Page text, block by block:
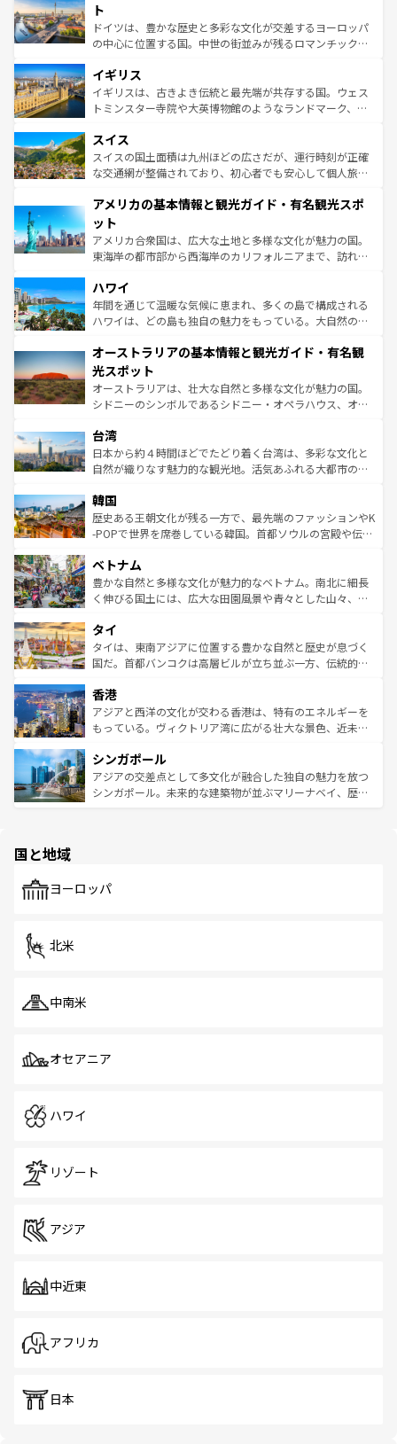
ンテンツ一覧 を参照してほしい。
聖堂、美しいビーチ、そして豊かな自然が、訪れる者を心
から魅了する。また、フランスは美食の国としても知ら
れ、フランス料理はユネスコ無形文化遺産にも登録されて
香り高いラベンダー畑など、多彩な楽しみ方が可能だ。さ
らに、パリ以外の地域にも魅力が溢れており、どの街角に
も豊かな歴史と文化が息づいている。パリ以外の個性あふ
を参照してほしい。
ト
ドイツは、豊かな歴史と多彩な文化が交差するヨーロッパ
の中心に位置する国。中世の街並みが残るロマンチック街
顔を持つこの国は、どこを歩いても飽きることがない。ベ
ルリンの文化的活気、バイエルン州のアルプスの絶景、そ
してライン川沿いのワイン畑といった風景は必見。ビール
は、お酒好きな人にはぜひ体験してほしい。 なお、新着の
ドイツ情報はコンテンツ一覧を参照してほしい。
イギリス
イギリスは、古きよき伝統と最先端が共存する国。ウェス
トミンスター寺院や大英博物館のようなランドマーク、歴
リアごとに異なる魅力がある。また、優雅なアフタヌーン
ティー、ビール好きにはたまらない英国パブ、サッカー観
戦など、本場だからこそできる体験も豊富。イギリスを旅
ンツ一覧を参照してほしい。
スイス
スイスの国土面積は九州ほどの広さだが、運行時刻が正確
な交通網が整備されており、初心者でも安心して個人旅行
の建物がそのまま残る町や、スイスならではのユニークな
博物館もあり、アルプス観光だけでなく町歩きも満喫する
ことができる。国民の所得が高いため物価も高いが、旅行
者向けの交通パス提供のサービスもあり、うまく活用すれ
着のスイス情報は
アメリカの基本情報と観光ガイド・有名観光スポ
ット
アメリカ合衆国は、広大な土地と多様な文化が魅力の国。
東海岸の都市部から西海岸のカリフォルニアまで、訪れる
のような巨大都市は、観光、ショッピング、エンターテイ
ンメントが詰まった刺激的なスポットだ。一方、アメリカ
西部には大自然が広がり、グランドキャニオンやイエロー
部のニューオーリンズでは、音楽と美食が融合した独特の
文化が魅力。旅行者はアメリカの各地域で異なる魅力を楽
しみながら、その多様性と豊かな歴史を感じることができ
るだろう。車でのロードトリップや列車の旅も、アメリカ
情報は
ハワイ
年間を通じて温暖な気候に恵まれ、多くの島で構成される
ハワイは、どの島も独自の魅力をもっている。大自然の神
ワイ島は見逃せない。また、定番の観光地といえばオアフ
島だが、静かな自然を求めるならマウイ島やカウアイ島が
おすすめ。エメラルドグリーンに輝く海をはじめ、豊かな
文化や歴史が息づいている。「アロハスピリット」と呼ば
人々、おいしいローカルフードやハワイアンミュージッ
ク、伝統的なフラダンスなど、すべてがハワイの魅力を彩
っている。訪れるたびに新しい発見と感動が待っているハ
はコンテンツ一覧
オーストラリアの基本情報と観光ガイド・有名観
光スポット
オーストラリアは、壮大な自然と多様な文化が魅力の国。
シドニーのシンボルであるシドニー・オペラハウス、オー
リアリーフや大陸中央部にそびえるウルル（エアーズロッ
ク）、タスマニアの美しい原生林やケアンズの熱帯雨林な
ど、見どころがたくさん。また、カフェやワイン、オージ
いる。アクティビティも充実しており、サーフィンやダイ
ビング、ハイキングなど、アウトドア好きにはたまらな
い。オーストラリアの多彩な魅力を存分に味わいつくそ
参照してほしい。
台湾
日本から約４時間ほどでたどり着く台湾は、多彩な文化と
自然が織りなす魅力的な観光地。活気あふれる大都市の台
ン）、静ひつな山岳地帯である台湾東部など、都市の喧騒
と山間の静けさが共存しており、訪れる人に新しい発見と
驚きをもたらしてくれる。また、奥深い台湾の食文化も魅
容にもいいと評判のスイーツなど、バラエティ豊かな料理
が味わえる。 なお、新着の台湾情報は コンテンツ一覧を参
照してほしい。
韓国
歴史ある王朝文化が残る一方で、最先端のファッションやK
-POPで世界を席巻している韓国。首都ソウルの宮殿や伝統
き、地方に足を延ばせば四季折々の自然美を楽しむことが
できる。そして、キムチや焼肉、絶品のストリートフード
まで、さまざまな韓国料理が待っている。夜には、韓国な
リティに包まれながら、韓国の多彩な魅力を心ゆくまで味
わってみてほしい。 なお、新着の韓国情報はコンテンツ一
覧を参照してほしい。
ベトナム
豊かな自然と多様な文化が魅力的なベトナム。南北に細長
く伸びる国土には、広大な田園風景や青々とした山々、世
急速な発展と共に伝統が息づく。ハノイの古い町並みやホ
ーチミン市のフランス統治時代の建物も、独特の雰囲気を
醸し出している。また、バラエティの豊かさとおいしさで
とつ。フォーやバインミー、ベトナムコーヒーなどは、ぜ
ひ現地で味わいたい。どの地域を訪れてもあたたかい人々
が旅行者を迎えてくれるので、きっと忘れられない旅にな
参照してほしい。
タイ
タイは、東南アジアに位置する豊かな自然と歴史が息づく
国だ。首都バンコクは高層ビルが立ち並ぶ一方、伝統的な
の活気が交差している。北部ではチェンマイなどの山岳地
帯で自然と触れ合い、南部ではプーケットやクラビの美し
いビーチでリゾート気分を楽しむことができる。タイ料理
激する。気候は一年中温暖で、どの季節にも異なる楽しみ
が待っている。親しみやすいタイの人々、仏教を中心とし
た文化、そして多様な観光資源が、訪れる旅人を魅了し続
香港
アジアと西洋の文化が交わる香港は、特有のエネルギーを
もっている。ヴィクトリア湾に広がる壮大な景色、近未来
み、どこを訪れても感動するはず。観光スポットが密集し
ており、効率よく見どころを回れるのも魅力。息をのむよ
うな絶景から文化的な体験まで、香港を存分に楽しみ尽く
シンガポール
アジアの交差点として多文化が融合した独自の魅力を放つ
シンガポール。未来的な建築物が並ぶマリーナベイ、歴史
で、ホーカーズは地元の風情を楽しめる外せないスポット
国と地域
ヨーロッパ
北米
中南米
オセアニア
ハワイ
リゾート
アジア
中近東
アフリカ
日本